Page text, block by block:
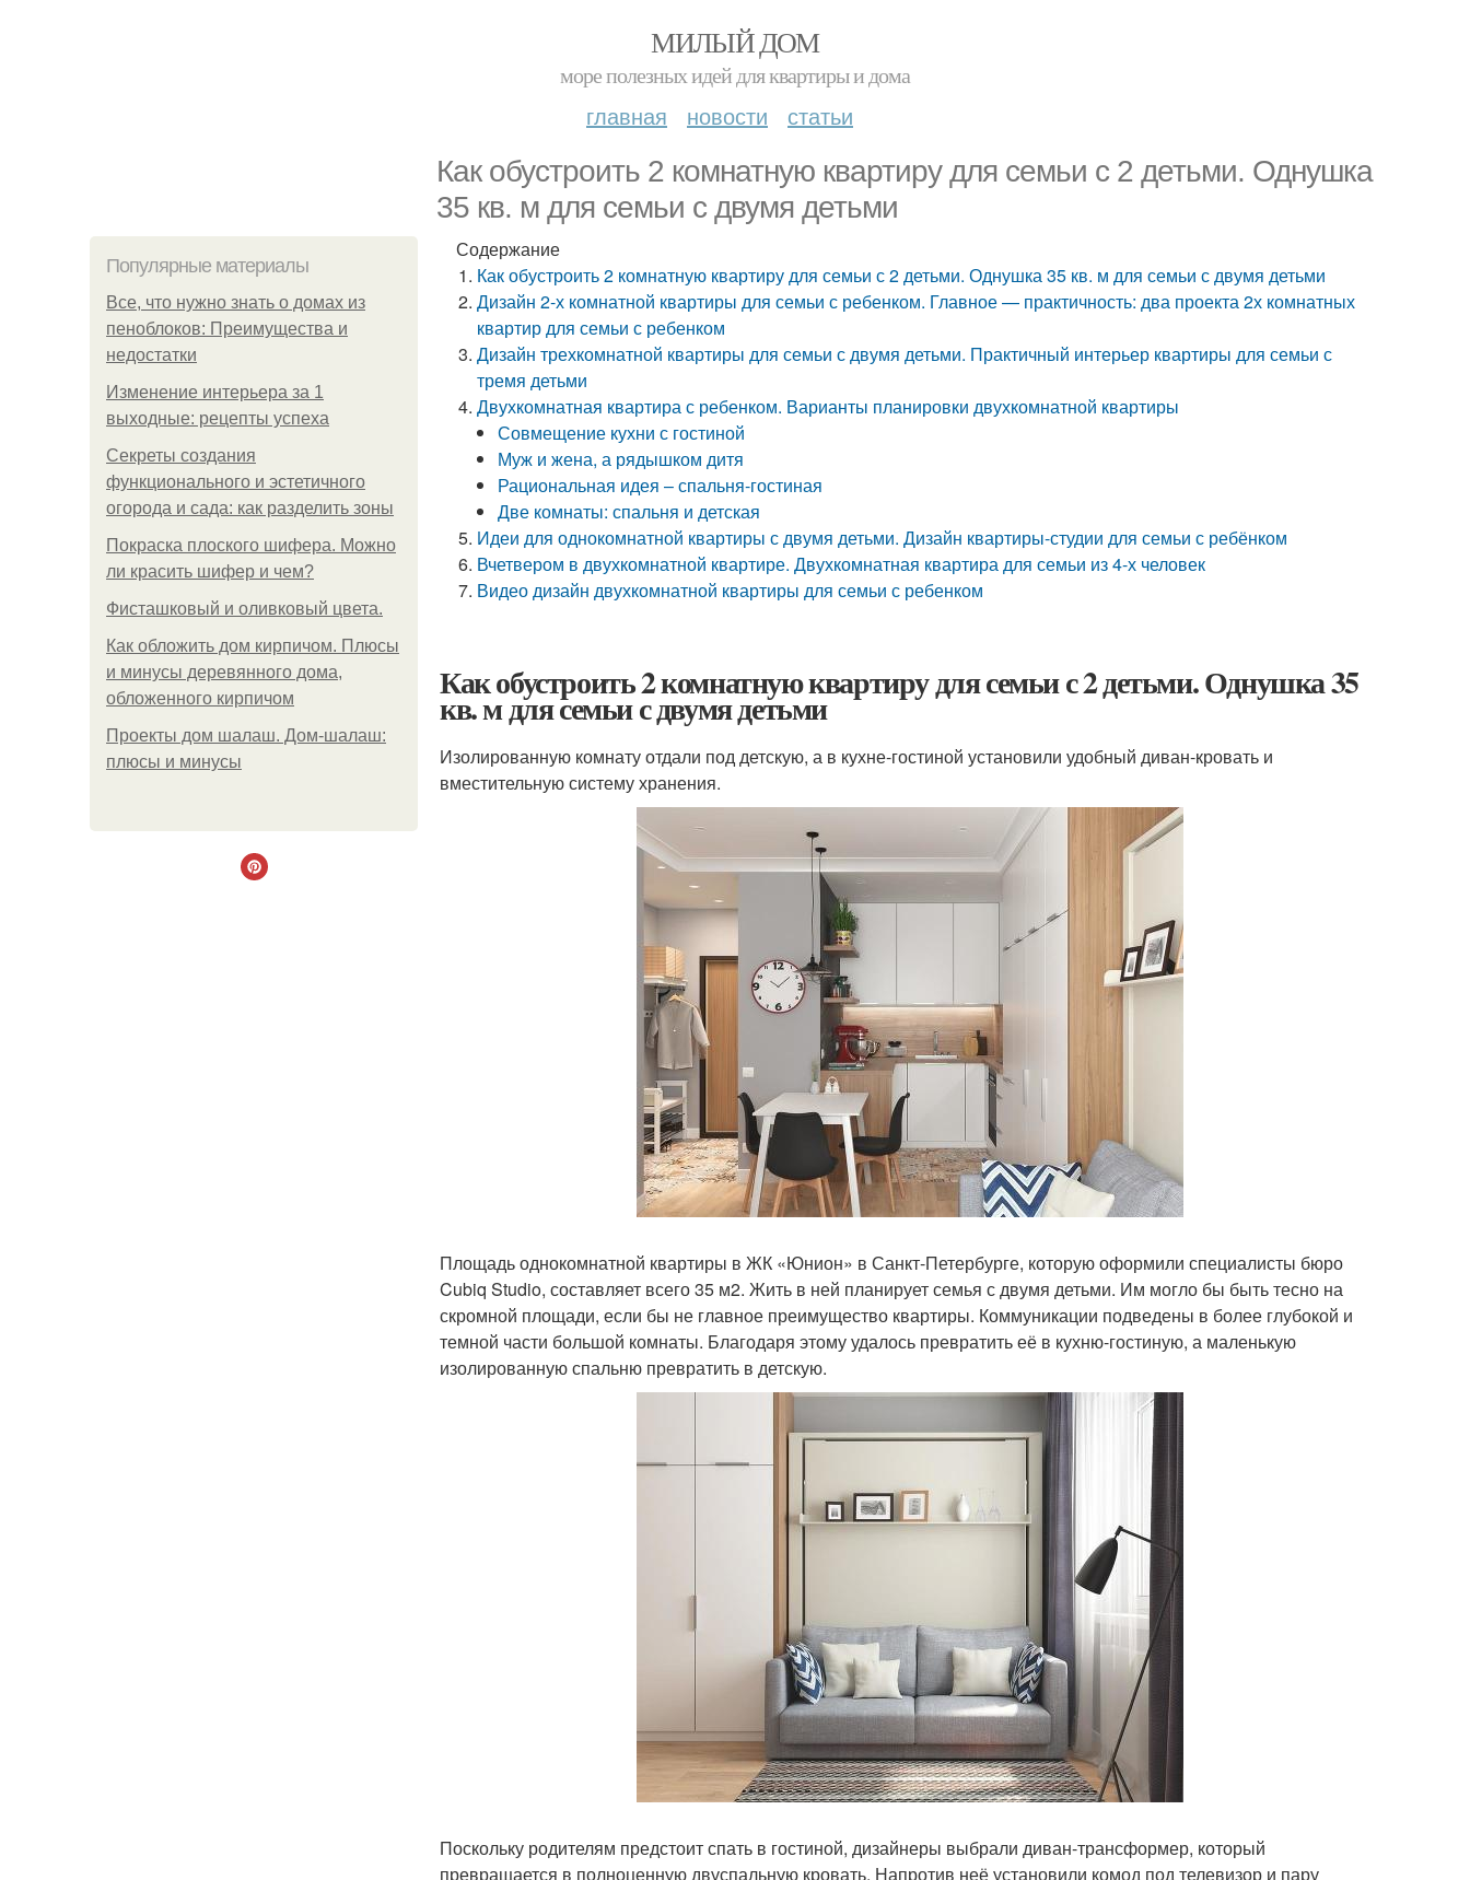
МИЛЫЙ ДОМ
море полезных идей для квартиры и дома
главная новости статьи
Как обустроить 2 комнатную квартиру для семьи с 2 детьми. Однушка
35 кв. м для семьи с двумя детьми
Популярные материалы
Все, что нужно знать о домах из
пеноблоков: Преимущества и
недостатки
Изменение интерьера за 1
выходные: рецепты успеха
Секреты создания
функционального и эстетичного
огорода и сада: как разделить зоны
Покраска плоского шифера. Можно
ли красить шифер и чем?
Фисташковый и оливковый цвета.
Как обложить дом кирпичом. Плюсы
и минусы деревянного дома,
обложенного кирпичом
Проекты дом шалаш. Дом-шалаш:
плюсы и минусы
Содержание
Как обустроить 2 комнатную квартиру для семьи с 2 детьми. Однушка 35 кв. м для семьи с двумя детьми
Дизайн 2-х комнатной квартиры для семьи с ребенком. Главное — практичность: два проекта 2х комнатных
квартир для семьи с ребенком
Дизайн трехкомнатной квартиры для семьи с двумя детьми. Практичный интерьер квартиры для семьи с
тремя детьми
Двухкомнатная квартира с ребенком. Варианты планировки двухкомнатной квартиры
Совмещение кухни с гостиной
Муж и жена, а рядышком дитя
Рациональная идея – спальня-гостиная
Две комнаты: спальня и детская
Идеи для однокомнатной квартиры с двумя детьми. Дизайн квартиры-студии для семьи с ребёнком
Вчетвером в двухкомнатной квартире. Двухкомнатная квартира для семьи из 4-х человек
Видео дизайн двухкомнатной квартиры для семьи с ребенком
Как обустроить 2 комнатную квартиру для семьи с 2 детьми. Однушка 35
кв. м для семьи с двумя детьми
Изолированную комнату отдали под детскую, а в кухне-гостиной установили удобный диван-кровать и
вместительную систему хранения.
Площадь однокомнатной квартиры в ЖК «Юнион» в Санкт-Петербурге, которую оформили специалисты бюро
Cubiq Studio, составляет всего 35 м2. Жить в ней планирует семья с двумя детьми. Им могло бы быть тесно на
скромной площади, если бы не главное преимущество квартиры. Коммуникации подведены в более глубокой и
темной части большой комнаты. Благодаря этому удалось превратить её в кухню-гостиную, а маленькую
изолированную спальню превратить в детскую.
Поскольку родителям предстоит спать в гостиной, дизайнеры выбрали диван-трансформер, который
превращается в полноценную двуспальную кровать. Напротив неё установили комод под телевизор и пару